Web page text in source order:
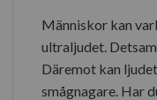
Människor kan
ultraljudet.
Däremot kan
smågnagare. Har